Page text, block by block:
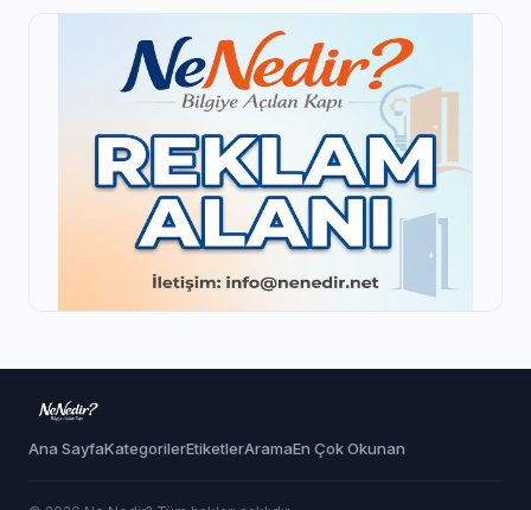
Ana SayfaKategorilerEtiketlerAramaEn Çok Okunan